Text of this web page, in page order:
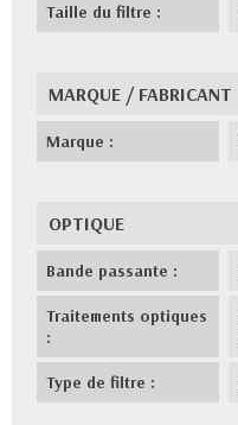
Taille du filtre :
MARQUE / FABRICANT
Marque :
OPTIQUE
Bande passante :
Traitements optiques
:
Type de filtre :